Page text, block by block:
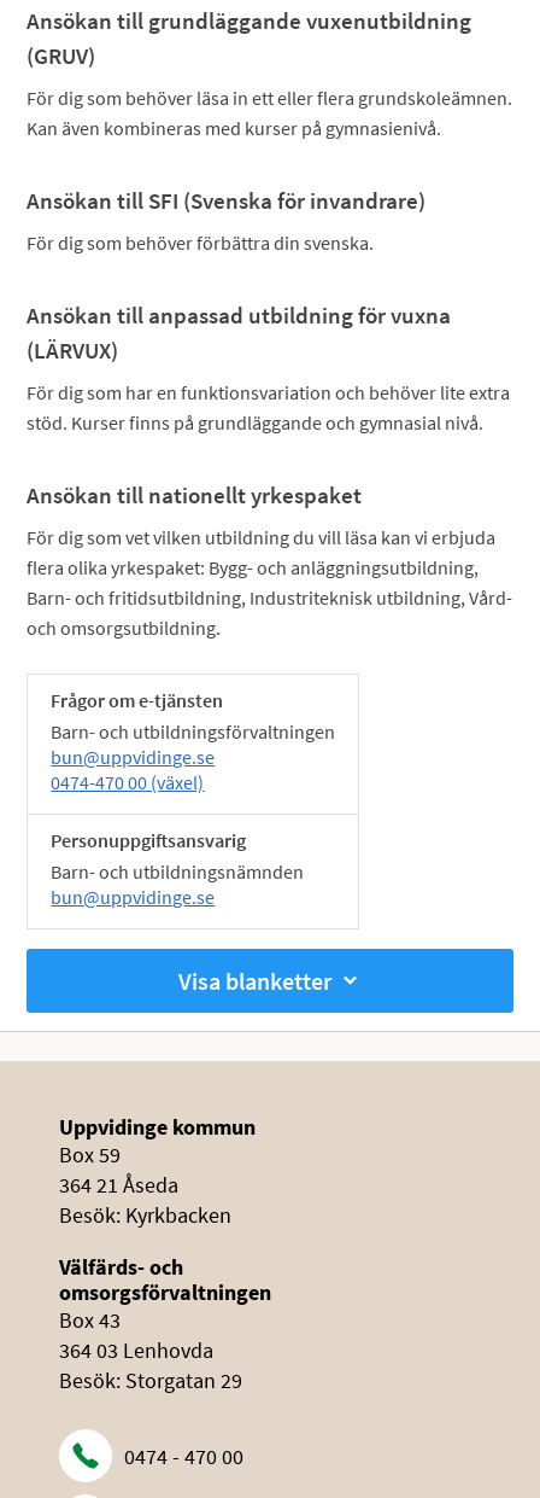
Ansökan till grundläggande vuxenutbildning
(GRUV)
För dig som behöver läsa in ett eller flera grundskoleämnen.
Kan även kombineras med kurser på gymnasienivå.
Ansökan till SFI (Svenska för invandrare)
För dig som behöver förbättra din svenska.
Ansökan till anpassad utbildning för vuxna
(LÄRVUX)
För dig som har en funktionsvariation och behöver lite extra
stöd. Kurser finns på grundläggande och gymnasial nivå.
Ansökan till nationellt yrkespaket
För dig som vet vilken utbildning du vill läsa kan vi erbjuda
flera olika yrkespaket: Bygg- och anläggningsutbildning,
Barn- och fritidsutbildning, Industriteknisk utbildning, Vård-
och omsorgsutbildning.
Frågor om e-tjänsten
Barn- och utbildningsförvaltningen
bun@uppvidinge.se
0474-470 00 (växel)
Personuppgiftsansvarig
Barn- och utbildningsnämnden
bun@uppvidinge.se
Visa blanketter
Uppvidinge kommun
Box 59
364 21 Åseda
Besök: Kyrkbacken
Välfärds- och
omsorgsförvaltningen
Box 43
364 03 Lenhovda
Besök: Storgatan 29
0474 - 470 00